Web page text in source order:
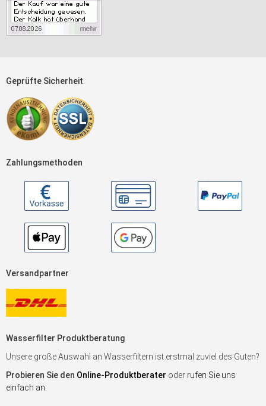
Geprüfte Sicherheit
Zahlungsmethoden
Versandpartner
Wasserfilter Produktberatung
Unsere große Auswahl an Wasserfiltern ist erstmal zuviel des Guten?
Probieren Sie den Online-Produktberater oder rufen Sie uns
einfach an.